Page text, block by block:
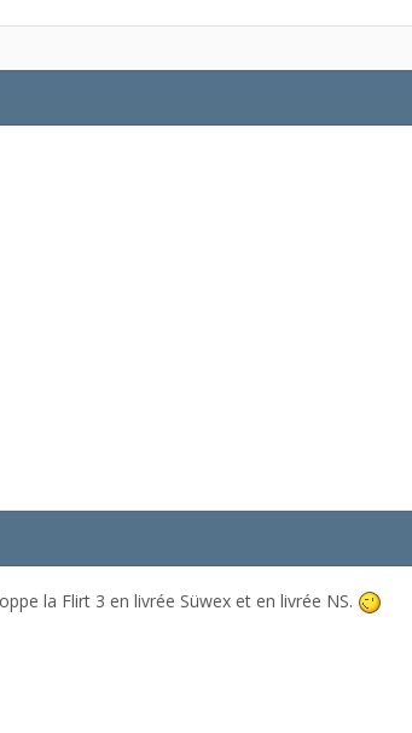
la Flirt 3 en livrée Süwex et en livrée NS.